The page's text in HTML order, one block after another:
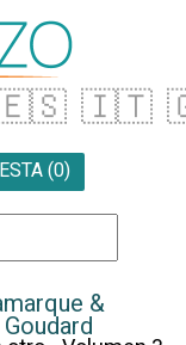
🇮🇹
(0)
&